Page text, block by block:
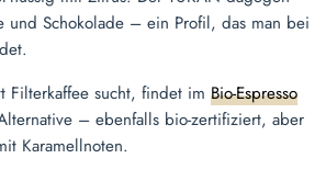
und Schokolade – ein Profil, das man bei
Filterkaffee sucht, findet im Bio-Espresso
– ebenfalls bio-zertifiziert, aber
Karamellnoten.